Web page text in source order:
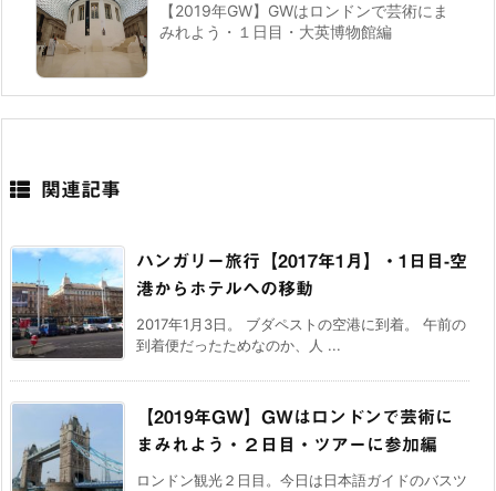
【2019年GW】GWはロンドンで芸術にま
みれよう・１日目・大英博物館編
関連記事
ハンガリー旅行【2017年1月】・1日目-空
港からホテルへの移動
2017年1月3日。 ブダペストの空港に到着。 午前の
到着便だったためなのか、人 ...
【2019年GW】GWはロンドンで芸術に
まみれよう・２日目・ツアーに参加編
ロンドン観光２日目。今日は日本語ガイドのバスツ